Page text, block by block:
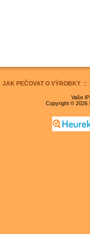
JAK PEČOVAT O VÝROBKY::
Vaše
Copyright © 2026